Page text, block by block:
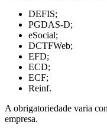
DEFIS;
PGDAS-D;
eSocial;
DCTFWeb;
EFD;
ECD;
ECF;
Reinf.
A obrigatoriedade varia
empresa.